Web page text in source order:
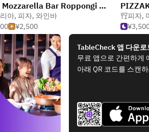
Obicà Mozzarella Bar Roppongi Hills
아, 피자, 와인바
¥2,500
피자,
TableCheck 앱 다운로
무료 앱으로 간편하게
아래 QR 코드를 스캔